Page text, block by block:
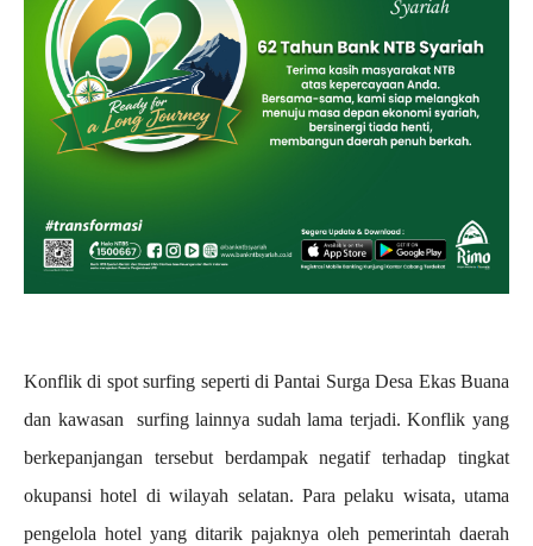
Konflik di spot surfing seperti di Pantai Surga Desa Ekas Buana
dan kawasan surfing lainnya sudah lama terjadi. Konflik yang
berkepanjangan tersebut berdampak negatif terhadap tingkat
okupansi hotel di wilayah selatan. Para pelaku wisata, utama
pengelola hotel yang ditarik pajaknya oleh pemerintah daerah